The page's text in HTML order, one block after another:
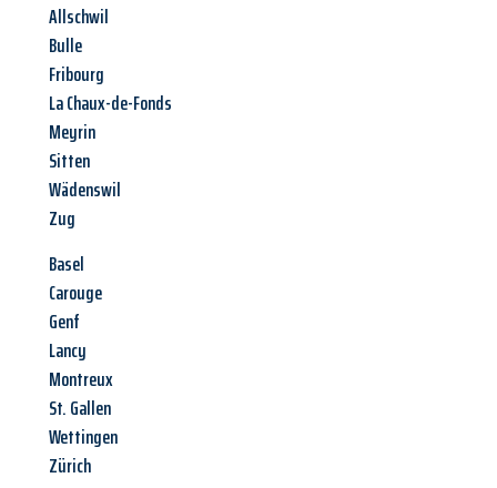
Allschwil
Bulle
Fribourg
La Chaux-de-Fonds
Meyrin
Sitten
Wädenswil
Zug
Basel
Carouge
Genf
Lancy
Montreux
St. Gallen
Wettingen
Zürich